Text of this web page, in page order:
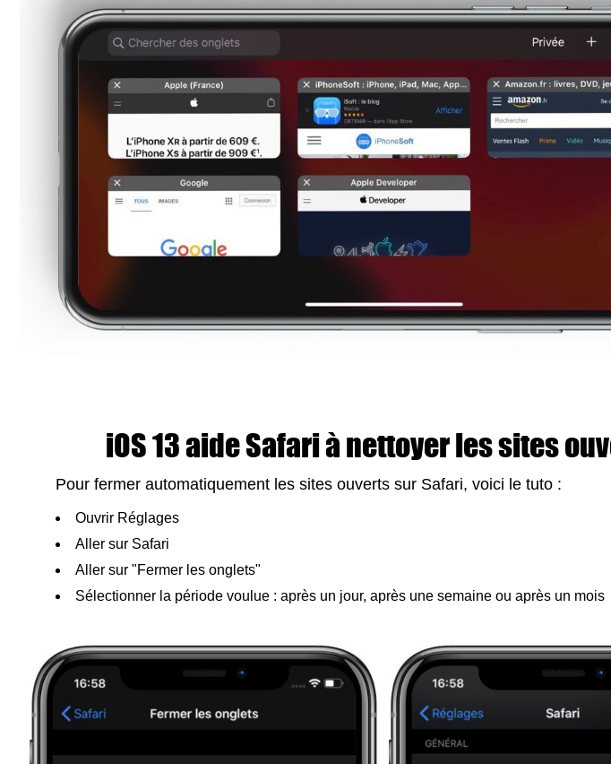
iOS 13 aide Safari à nettoyer les sites
Pour fermer automatiquement les sites ouverts sur Safari, voici le tuto :
Ouvrir Réglages
Aller sur Safari
Aller sur "Fermer les onglets"
Sélectionner la période voulue : après un jour, après une semaine ou après un mois